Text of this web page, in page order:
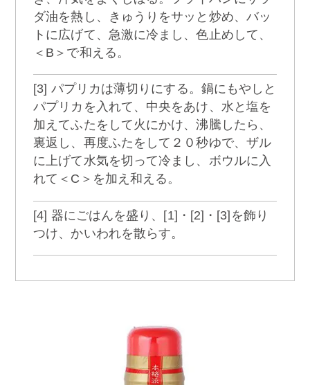
ダ油を熱し、きゅうりをサッと炒め、バッ
トに広げて、急激に冷まし、色止めして、
＜B＞で和える。
[3] パプリカは薄切りにする。鍋にもやしと
パプリカを入れて、中央をあけ、水と塩を
加えてふたをして火にかけ、沸騰したら、
裏返し、再度ふたをして２０秒ゆで、ザル
に上げて水気を切って冷まし、ボウルに入
れて＜C＞を加え和える。
[4] 器にごはんを盛り、[1]・[2]・[3]を飾り
つけ、かいわれを散らす。